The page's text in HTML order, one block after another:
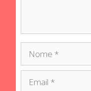
Nome
Email